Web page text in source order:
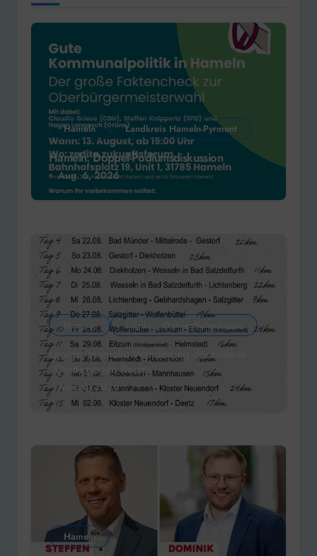
Hameln Landkreis Hameln-Pyrmont
Hameln: Doppel-Podiumsdiskussion
Aug. 6, 2026
Hameln Lügde / Ostwestfalen-Lippe
Lemgo/Hameln: Wanderung der Initiave
„Omas gegen Rechts“
Aug. 6, 2026
Hameln